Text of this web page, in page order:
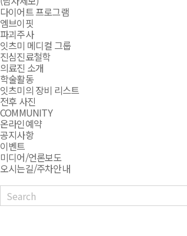
다이어트 프로그램
엠브이핏
파괴주사
잇츠미 메디컬 그룹
진심진료철학
의료진 소개
학술활동
잇츠미의 장비 리스트
전후 사진
COMMUNITY
온라인예약
공지사항
이벤트
미디어/언론보도
오시는길/주차안내
검색닫기